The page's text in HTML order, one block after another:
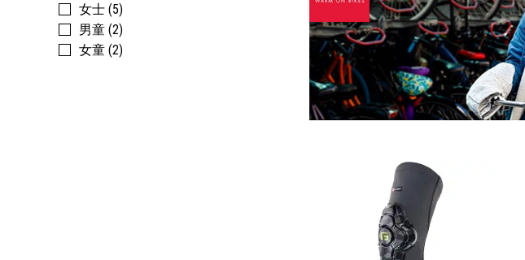
女士 (5)
男童 (2)
女童 (2)